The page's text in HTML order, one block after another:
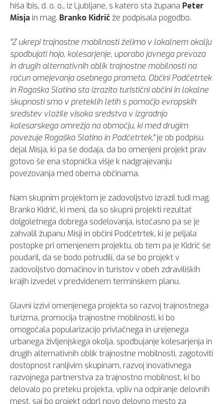
hiša Ibis, d. o. o., iz Ljubljane, s katero sta župana Peter
Misja in mag. Branko Kidrič že podpisala pogodbo.
"Z ukrepi trajnostne mobilnosti želimo v lokalnem okolju
spodbujati hojo, kolesarjenje, uporabo javnega prevoza
in drugih alternativnih oblik trajnostne mobilnosti na
račun omejevanja osebnega prometa. Občini Podčetrtek
in Rogaška Slatina sta izrazito turistični občini in lokalne
skupnosti smo v preteklih letih s pomočjo evropskih
sredstev vložile visoka sredstva v izgradnjo
kolesarskega omrežja na območju, ki med drugim
povezuje Rogaško Slatino in Podčetrtek,"je ob podpisu
dejal Misja, ki pa še dodaja, da bo omenjeni projekt prav
gotovo še ena stopnička višje k nadgrajevanju
povezovanja med obema občinama.
Nam skupnim projektom je zadovoljstvo izrazil tudi mag.
Branko Kidrič, ki meni, da so skupni projekti rezultat
dolgoletnega dobrega sodelovanja, istočasno pa se je
zahvalil županu Misji in občini Podčetrtek, ki je peljala
postopke pri omenjenem projektu, ob tem pa je Kidrič še
poudaril, da se bodo potrudili, da se bo projekt v
zadovoljstvo domačinov in turistov v obeh zdraviliških
krajih izvedel v predvidenem terminskem planu.
Glavni izzivi omenjenega projekta so razvoj trajnostnega
turizma, promocija trajnostne mobilnosti, ki bo
omogočala popularizacijo privlačnega in urejenega
urbanega življenjskega okolja, spodbujanje kolesarjenja in
drugih alternativnih oblik trajnostne mobilnosti, zagotoviti
dostopnost ranljivim skupinam, razvoj inovativnega
razvojnega partnerstva za trajnostno mobilnost, ki bo
delovalo po preteku projekta, vpliv na odpiranje delovnih
mest, saj bo projekt odprl novo delovno mesto za